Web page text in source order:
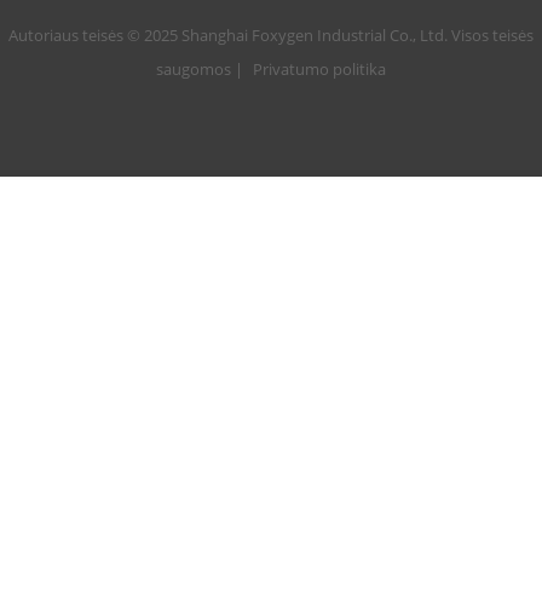
Autoriaus teisės © 2025 Shanghai Foxygen Industrial Co., Ltd. Visos teisės
saugomos |
Privatumo politika